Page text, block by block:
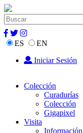
ES
EN
Iniciar Sesión
Colección
Curadurías
Colección
Gigapixel
Visita